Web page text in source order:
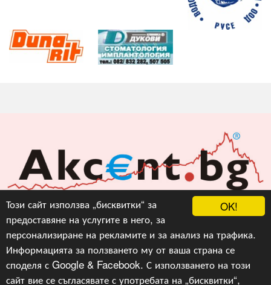
OK!
Този сайт използва „бисквитки“ за
предоставяне на услугите в него, за
персонализиране на рекламите и за анализ на трафика.
Информацията за ползването му от ваша страна се
споделя с Google & Facebook. С използването на този
сайт вие се съгласявате с употребата на „бисквитки“,
Акцент БГ ЕООД
info@akcent.bg
Facebook
Copyright © 2010, 2016, 2018-2022, 2023, v.3.0,Акцент